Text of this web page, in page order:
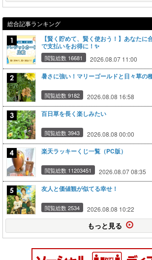
総合記事ランキング
【賢く貯めて、賢く使おう！】あなたに
で支払いをお得に！✨
閲覧総数 16681 2026.08.07 11:00
暑さに強い！マリーゴールドと日々草の
閲覧総数 9182 2026.08.08 16:58
百日草を長く楽しみたい
閲覧総数 3943 2026.08.08 00:00
楽天ラッキーくじ一覧（PC版）
閲覧総数 11203451 2026.08.07 08:35
友人と価値観が似てる幸せ！
閲覧総数 2534 2026.08.08 10:22
もっと見る